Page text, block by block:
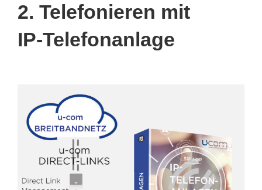
2. Telefonieren mit
IP-Telefonanlage